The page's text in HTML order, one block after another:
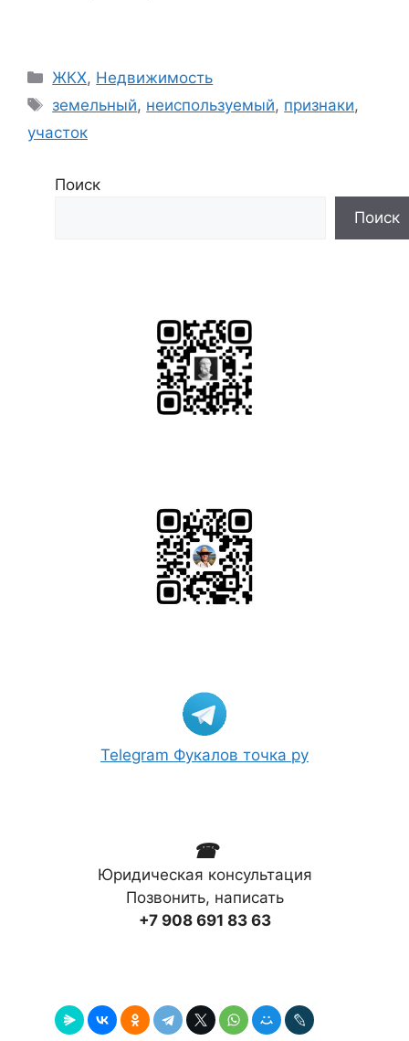
Рубрики
ЖКХ, Недвижимость
Метки
земельный, неиспользуемый, признаки,
участок
Поиск
Поиск
Telegram Фукалов точка ру
☎
Юридическая консультация
Позвонить, написать
+7 908 691 83 63